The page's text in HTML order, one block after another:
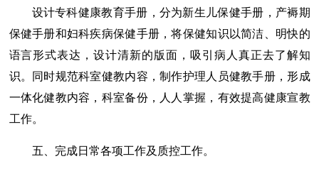
设计专科健康教育手册，分为新生儿保健手册，产褥期
保健手册和妇科疾病保健手册，将保健知识以简洁、明快的
语言形式表达，设计清新的版面，吸引病人真正去了解知
识。同时规范科室健教内容，制作护理人员健教手册，形成
一体化健教内容，科室备份，人人掌握，有效提高健康宣教
工作。
五、完成日常各项工作及质控工作。